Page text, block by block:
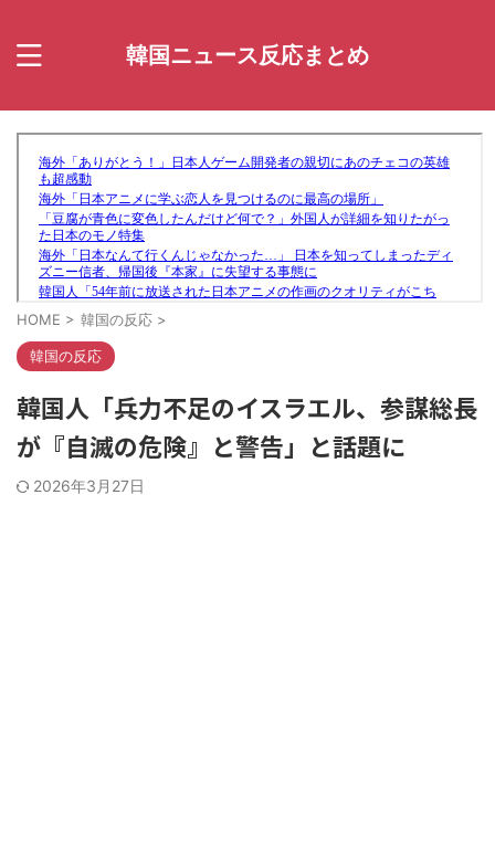
韓国ニュース反応まとめ
HOME > 韓国の反応 >
韓国の反応
韓国人「兵力不足のイスラエル、参謀総長
が『自滅の危険』と警告」と話題に
2026年3月27日